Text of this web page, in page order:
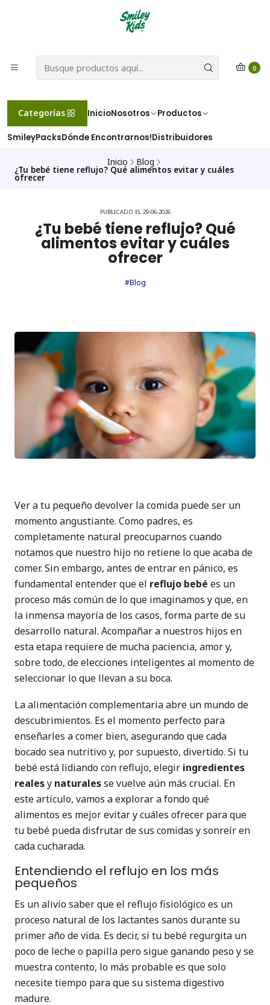
0
Categorías InicioNosotros Productos
SmileyPacksDónde Encontrarnos!Distribuidores
Inicio Blog
¿Tu bebé tiene reflujo? Qué alimentos evitar y cuáles
ofrecer
PUBLICADO EL 29-06-2026
¿Tu bebé tiene reflujo? Qué
alimentos evitar y cuáles
ofrecer
#Blog
Ver a tu pequeño devolver la comida puede ser un
momento angustiante. Como padres, es
completamente natural preocuparnos cuando
notamos que nuestro hijo no retiene lo que acaba de
comer. Sin embargo, antes de entrar en pánico, es
fundamental entender que el reflujo bebé es un
proceso más común de lo que imaginamos y que, en
la inmensa mayoría de los casos, forma parte de su
desarrollo natural. Acompañar a nuestros hijos en
esta etapa requiere de mucha paciencia, amor y,
sobre todo, de elecciones inteligentes al momento de
seleccionar lo que llevan a su boca.
La alimentación complementaria abre un mundo de
descubrimientos. Es el momento perfecto para
enseñarles a comer bien, asegurando que cada
bocado sea nutritivo y, por supuesto, divertido. Si tu
bebé está lidiando con reflujo, elegir ingredientes
realesy naturalesse vuelve aún más crucial. En
este artículo, vamos a explorar a fondo qué
alimentos es mejor evitar y cuáles ofrecer para que
tu bebé pueda disfrutar de sus comidas y sonreír en
cada cucharada.
Entendiendo el reflujo en los más
pequeños
Es un alivio saber que el reflujo fisiológico es un
proceso natural de los lactantes sanos durante su
primer año de vida. Es decir, si tu bebé regurgita un
poco de leche o papilla pero sigue ganando peso y se
muestra contento, lo más probable es que solo
necesite tiempo para que su sistema digestivo
madure.